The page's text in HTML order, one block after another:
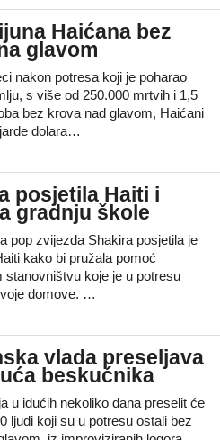
Haićana bez
glavom
nakon potresa koji je poharao
s više od 250.000 mrtvih i 1,5
bez krova nad glavom, Haićani
dolara…
posjetila Haiti i
gradnju škole
pop zvijezda Shakira posjetila je
kako bi pružala pomoć
stanovništvu koje je u potresu
domove. …
vlada preseljava
beskućnika
u idućih nekoliko dana preselit će
ljudi koji su u potresu ostali bez